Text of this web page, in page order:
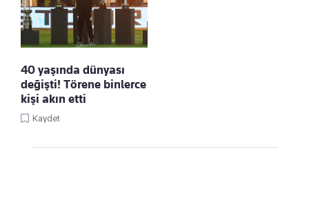
40 yaşında dünyası
değişti! Törene binlerce
kişi akın etti
Kaydet